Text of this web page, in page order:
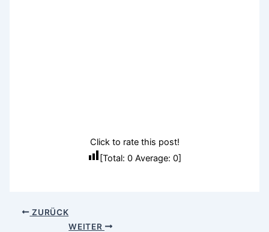
Click to rate this post!
[Total: 0 Average: 0]
ZURÜCK
WEITER